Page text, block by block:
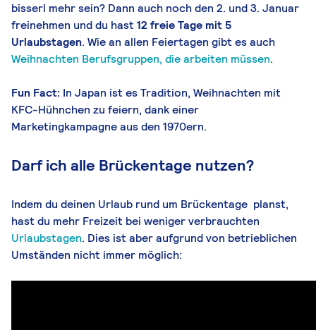
bisserl mehr sein? Dann auch noch den 2. und 3. Januar
freinehmen und du hast12 freie Tage mit 5
Urlaubstagen. Wie an allen Feiertagen gibt es auch
Weihnachten Berufsgruppen, die arbeiten müssen.
Fun Fact: In Japan ist es Tradition, Weihnachten mit
KFC-Hühnchen zu feiern, dank einer
Marketingkampagne aus den 1970ern.
Darf ich alle Brückentage nutzen?
Indem du deinen Urlaub rund um Brückentage planst,
hast du mehr Freizeit bei weniger verbrauchten
Urlaubstagen. Dies ist aber aufgrund von betrieblichen
Umständen nicht immer möglich: